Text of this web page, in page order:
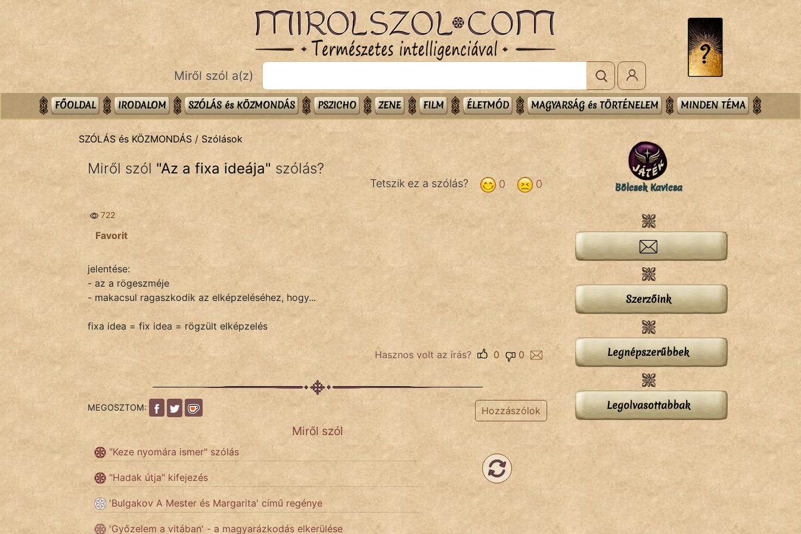
Bibliai
Közmondások
Szóláscsoportok
És
KÖZMONDÁS
Miről szól a(z)
FŐOLDAL IRODALOM SZÓLÁS és KÖZMONDÁS PSZICHO ZENE FILM ÉLETMÓD MAGYARSÁG és TÖRTÉNELEM MINDEN TÉMA
SZÓLÁS és KÖZMONDÁS / Szólások
Miről szól "Az a fixa ideája" szólás?
0
0
Tetszik ez a szólás?
722
Favorit
jelentése:
- az a rögeszméje
- makacsul ragaszkodik az elképzeléséhez, hogy...
fixa idea = fix idea = rögzült elképzelés
Hasznos volt az írás? 0
0
MEGOSZTOM: Hozzászólok
Miről szól
"Keze nyomára ismer" szólás
"Hadak útja" kifejezés
'Bulgakov A Mester és Margarita' című regénye
'Győzelem a vitában' - a magyarázkodás elkerülése
Bölcsek Kavicsa
Szerzőink
Legnépszerűbbek
Legolvasottabbak